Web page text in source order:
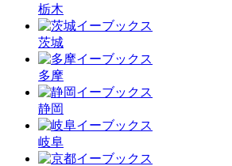
栃木
茨城
多摩
静岡
岐阜